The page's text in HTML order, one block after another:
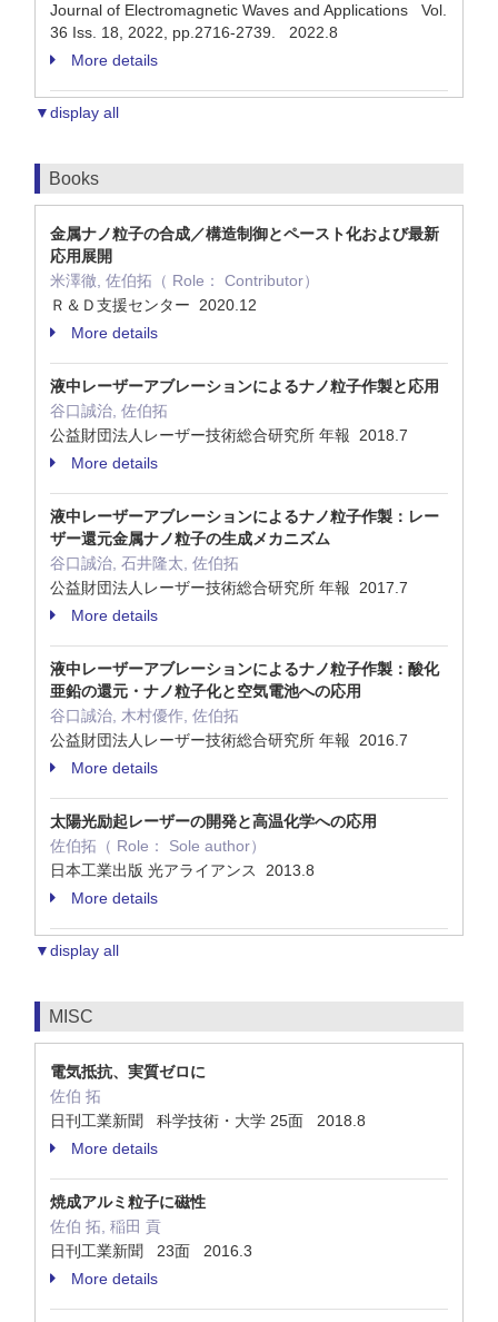
Journal of Electromagnetic Waves and Applications Vol.
36 Iss. 18, 2022, pp.2716-2739. 2022.8
More details
▼display all
Books
金属ナノ粒子の合成／構造制御とペースト化および最新
応用展開
米澤徹, 佐伯拓（ Role： Contributor）
Ｒ＆Ｄ支援センター 2020.12
More details
液中レーザーアブレーションによるナノ粒子作製と応用
谷口誠治, 佐伯拓
公益財団法人レーザー技術総合研究所 年報 2018.7
More details
液中レーザーアブレーションによるナノ粒子作製：レー
ザー還元金属ナノ粒子の生成メカニズム
谷口誠治, 石井隆太, 佐伯拓
公益財団法人レーザー技術総合研究所 年報 2017.7
More details
液中レーザーアブレーションによるナノ粒子作製：酸化
亜鉛の還元・ナノ粒子化と空気電池への応用
谷口誠治, 木村優作, 佐伯拓
公益財団法人レーザー技術総合研究所 年報 2016.7
More details
太陽光励起レーザーの開発と高温化学への応用
佐伯拓（ Role： Sole author）
日本工業出版 光アライアンス 2013.8
More details
▼display all
MISC
電気抵抗、実質ゼロに
佐伯 拓
日刊工業新聞 科学技術・大学 25面 2018.8
More details
焼成アルミ粒子に磁性
佐伯 拓, 稲田 貢
日刊工業新聞 23面 2016.3
More details